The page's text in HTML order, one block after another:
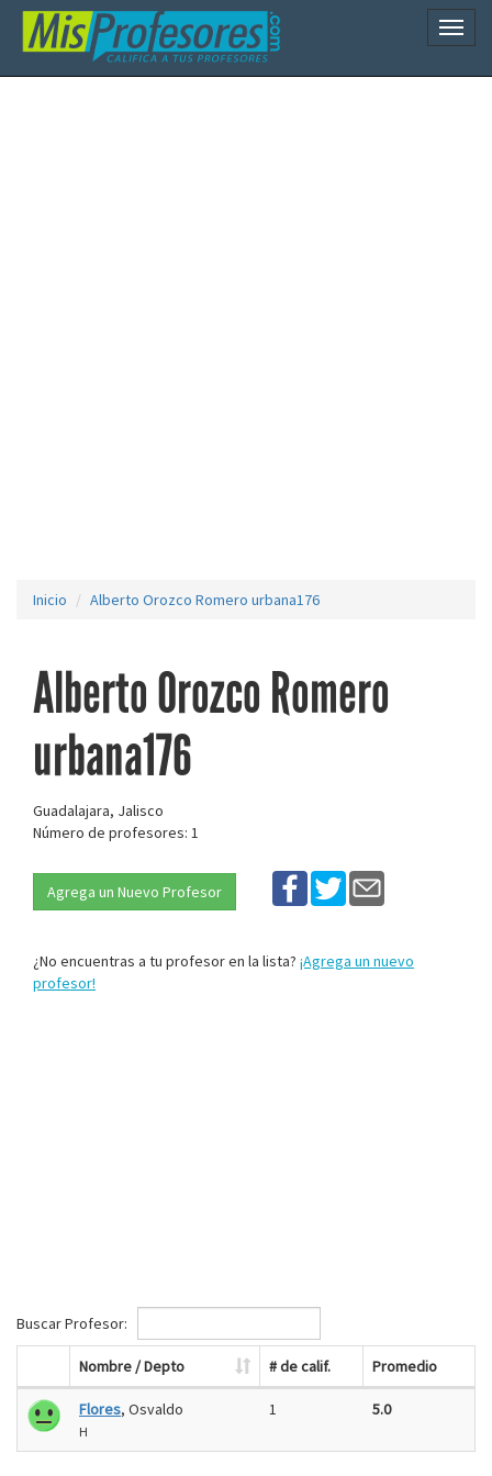
Inicio Alberto Orozco Romero urbana176
Alberto Orozco Romero
urbana176
Guadalajara, Jalisco
Número de profesores: 1
Agrega un Nuevo Profesor
¿No encuentras a tu profesor en la lista? ¡Agrega un nuevo
profesor!
Buscar Profesor:
Nombre / Depto # de calif. Promedio
Flores, Osvaldo
H
1 5.0